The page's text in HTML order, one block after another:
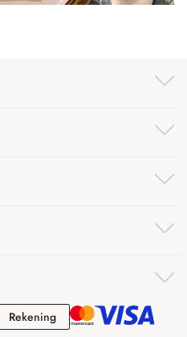
RekeningRekening